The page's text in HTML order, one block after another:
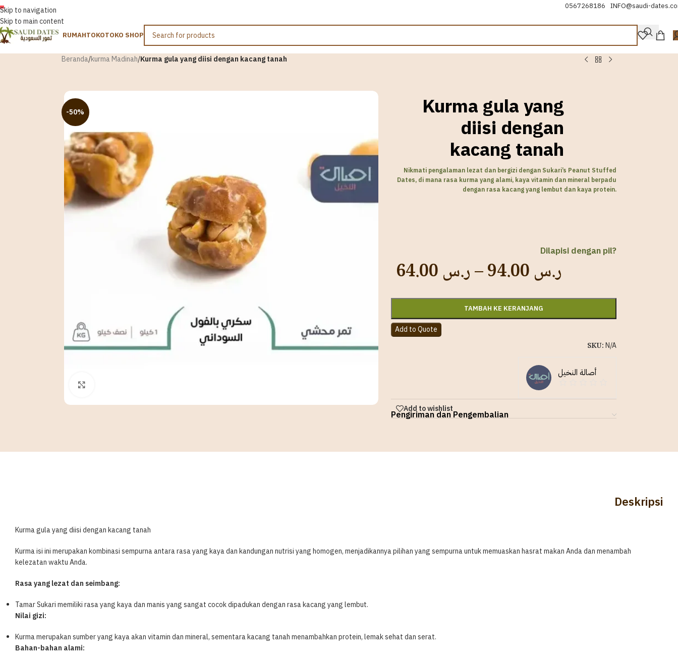
Skip to navigation
Skip to main content
INDONESIA 0567268186 INFO@saudi-
RUMAHTOKOTOKO SHOP
Beranda/kurma Madinah/Kurma gula yang diisi dengan kacang tanah
-50% Kurma gula yang
diisi dengan
kacang tanah
Nikmati pengalaman lezat dan bergizi dengan Sukari’s Peanut Stuffed
Dates, di mana rasa kurma yang alami, kaya vitamin dan mineral berpadu
dengan rasa kacang yang lembut dan kaya protein.
Dilapisi dengan pil?
ر.س– ر.س
TAMBAH KE KERANJANG
Add to Quote
SKU:N/A
أصالة النخيل
Add to wishlist
Pengiriman dan Pengembalian
Deskripsi
Kurma gula yang diisi dengan kacang tanah
Kurma isi ini merupakan kombinasi sempurna antara rasa yang kaya dan kandungan nutrisi yang homogen, menjadikannya pilihan yang sempurna untuk memuaskan hasrat makan Anda dan menambah
kelezatan waktu Anda.
Rasa yang lezat dan seimbang:
Tamar Sukari memiliki rasa yang kaya dan manis yang sangat cocok dipadukan dengan rasa kacang yang lembut.
Nilai gizi:
Kurma merupakan sumber yang kaya akan vitamin dan mineral, sementara kacang tanah menambahkan protein, lemak sehat dan serat.
Bahan-bahan alami: